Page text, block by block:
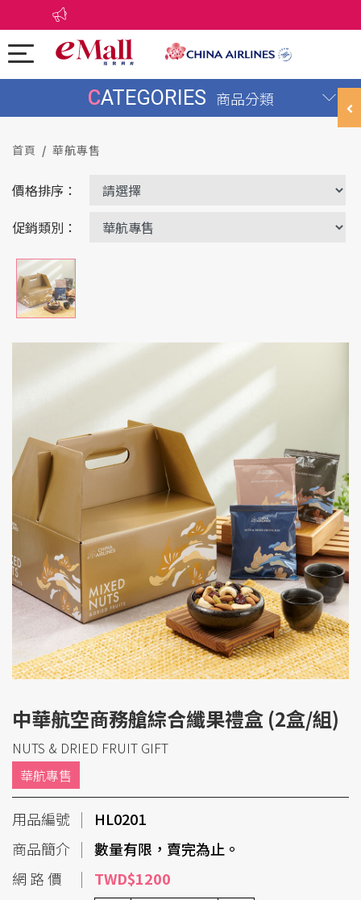
CATEGORIES 商品分類
首頁 華航專售
價格排序：
促銷類別：
中華航空商務艙綜合纖果禮盒 (2盒/組)
NUTS & DRIED FRUIT GIFT
華航專售
用品編號
HL0201
商品簡介
數量有限，賣完為止。
網 路 價
TWD$1200